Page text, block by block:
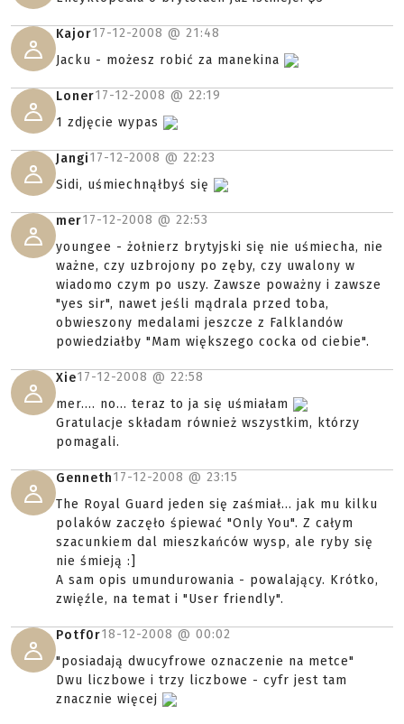
Kajor17-12-2008 @ 21:48
Jacku - możesz robić za manekina
Loner17-12-2008 @ 22:19
1 zdjęcie wypas
Jangi17-12-2008 @ 22:23
Sidi, uśmiechnąłbyś się
mer17-12-2008 @ 22:53
youngee - żołnierz brytyjski się nie uśmiecha, nie
ważne, czy uzbrojony po zęby, czy uwalony w
wiadomo czym po uszy. Zawsze poważny i zawsze
"yes sir", nawet jeśli mądrala przed toba,
obwieszony medalami jeszcze z Falklandów
powiedziałby "Mam większego cocka od ciebie".
Xie17-12-2008 @ 22:58
mer.... no... teraz to ja się uśmiałam
Gratulacje składam również wszystkim, którzy
pomagali.
Genneth17-12-2008 @ 23:15
The Royal Guard jeden się zaśmiał... jak mu kilku
polaków zaczęło śpiewać "Only You". Z całym
szacunkiem dal mieszkańców wysp, ale ryby się
nie śmieją :]
A sam opis umundurowania - powalający. Krótko,
zwięźle, na temat i "User friendly".
Potf0r18-12-2008 @ 00:02
"posiadają dwucyfrowe oznaczenie na metce"
Dwu liczbowe i trzy liczbowe - cyfr jest tam
znacznie więcej